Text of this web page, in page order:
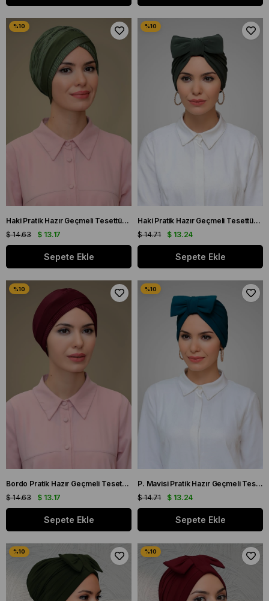
Haki Pratik Hazır Geçmeli Tesettür Bone Fukuro Piliseli Tek Bantlı Çapraz Büzgülü 1821_09
$ 13.17
$ 14.63
Sepete Ekle
Haki Pratik Hazır Geçmeli Tesettür Bone Sandy Kumaş Fiyonklu Büzgülü 7006_09
$ 13.24
$ 14.71
Sepete Ekle
Bordo Pratik Hazır Geçmeli Tesettür Bone Fukuro Piliseli Tek Bantlı Çapraz Büzgülü 1821_16
$ 13.17
$ 14.63
Sepete Ekle
P. Mavisi Pratik Hazır Geçmeli Tesettür Bone Sandy Kumaş Fiyonklu Büzgülü 7006_17
$ 13.24
$ 14.71
Sepete Ekle